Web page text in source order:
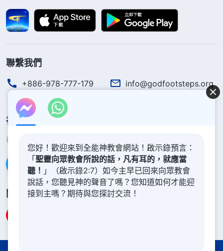
聯繫我們
+886-978-777-179 info@godfootsteps.org
神的國度降臨了
神的國度已經降臨在人間！你想進入神的國度嗎？
通過Messenger聯繫我們
關注我們
您好！歡迎來到全能神教會網站！啟示錄預言：
「 聖靈向眾教會所說的話，凡有耳的，就應當
聽！ 」（啟示錄2:7）如今主早已回來向眾教會
說話，您聽見神的聲音了嗎？您知道如何才能迎
接到主嗎？期待與您探討交流！